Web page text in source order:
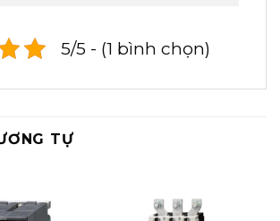
5/5 - (1 bình chọn)
TỰ